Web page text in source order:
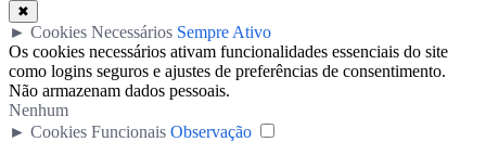
✖
► Cookies Necessários Sempre Ativo
Os cookies necessários ativam funcionalidades essenciais do site
como logins seguros e ajustes de preferências de consentimento.
Não armazenam dados pessoais.
Nenhum
► Cookies Funcionais Observação